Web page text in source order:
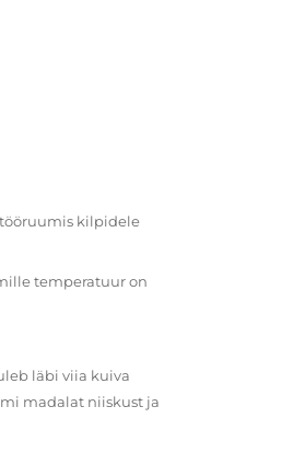
kilpidele
temperatuur on
läbi viia kuiva
madalat niiskust ja